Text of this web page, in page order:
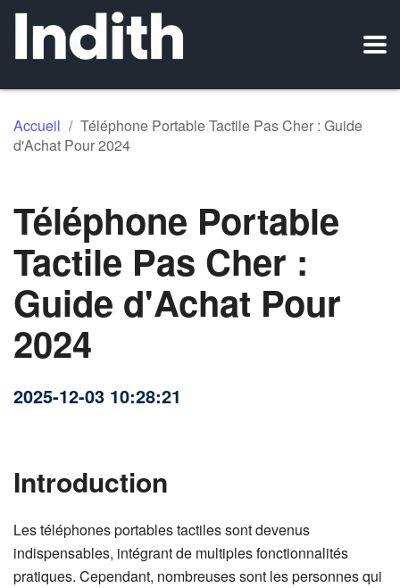
Accueil / Téléphone Portable Tactile Pas Cher : Guide
d'Achat Pour 2024
Téléphone Portable
Tactile Pas Cher :
Guide d'Achat Pour
2024
2025-12-03 10:28:21
Introduction
Les téléphones portables tactiles sont devenus
indispensables, intégrant de multiples fonctionnalités
pratiques. Cependant, nombreuses sont les personnes qui